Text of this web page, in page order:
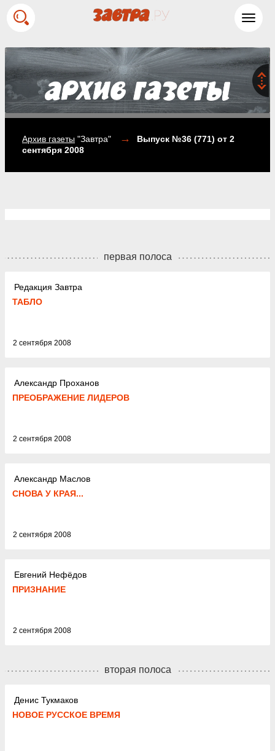
Архив газеты "Завтра" → Выпуск №36 (771) от 2
сентября 2008
первая полоса
Редакция Завтра
ТАБЛО
2 сентября 2008
Александр Проханов
ПРЕОБРАЖЕНИЕ ЛИДЕРОВ
2 сентября 2008
Александр Маслов
СНОВА У КРАЯ...
2 сентября 2008
Евгений Нефёдов
ПРИЗНАНИЕ
2 сентября 2008
вторая полоса
Денис Тукмаков
НОВОЕ РУССКОЕ ВРЕМЯ